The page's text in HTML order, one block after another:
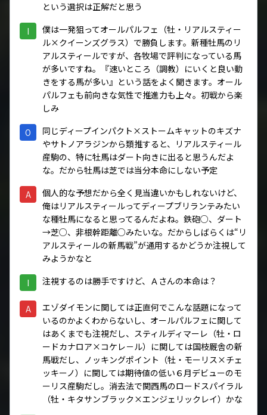
という選択は正解だと思う
I
僕は一発狙ってオールパルフェ（牡・リアルスティー
ル×クイーンズグラス）で勝負します。新種牡馬のリ
アルスティールですが、各牧場で評判になっている馬
が多いですね。『速いところ（調教）にいくと良い動
きをする馬が多い』という話をよく聞きます。オール
パルフェも前向きな気性で推進力も上々。初戦から楽
しみ
O
同じディープインパクト×ストームキャットのキズナ
やサトノアラジンから類推すると、リアルスティール
産駒の、特に牡馬はダート向きに出ると思うんだよ
な。だから牡馬は芝では当分本命にしない予定
A
個人的な予想だから全く見当違いかもしれないけど、
俺はリアルスティールってディープブリランテみたい
な種牡馬になると思ってるんだよね。鉄砲○、ダート
→芝○、非根幹距離○みたいな。だからしばらくは“リ
アルスティールの新馬戦”が通用するかどうか注視して
みようかなと
I 注視するのは勝手ですけど、Ａさんの本命は？
A
エゾダイモンに関しては正直何でこんな話題になって
いるのかよくわからないし、オールパルフェに関して
はあくまでも注視だし、スティルディマーレ（牡・ロ
ードカナロア×コケレ－ル）に関しては国枝厩舎の新
馬戦だし、ノッキングポイント（牡・モーリス×チェ
ッキーノ）に関しては期待値の低い６月デビューのモ
ーリス産駒だし。消去法で関西馬のロードスパイラル
（牡・キタサンブラック×エンジェリックレイ）かな